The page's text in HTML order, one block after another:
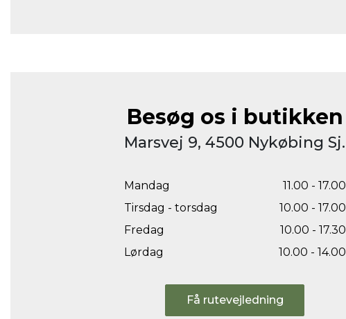
Besøg os i butikken
Marsvej 9, 4500 Nykøbing Sj.
Mandag
11.00 - 17.00
Tirsdag - torsdag
10.00 - 17.00
Fredag
10.00 - 17.30
Lørdag
10.00 - 14.00
Få rutevejledning